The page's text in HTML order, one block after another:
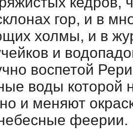
гор, и в
холмы, и в
и
воспетой
воды которой
и меняют
феерии.